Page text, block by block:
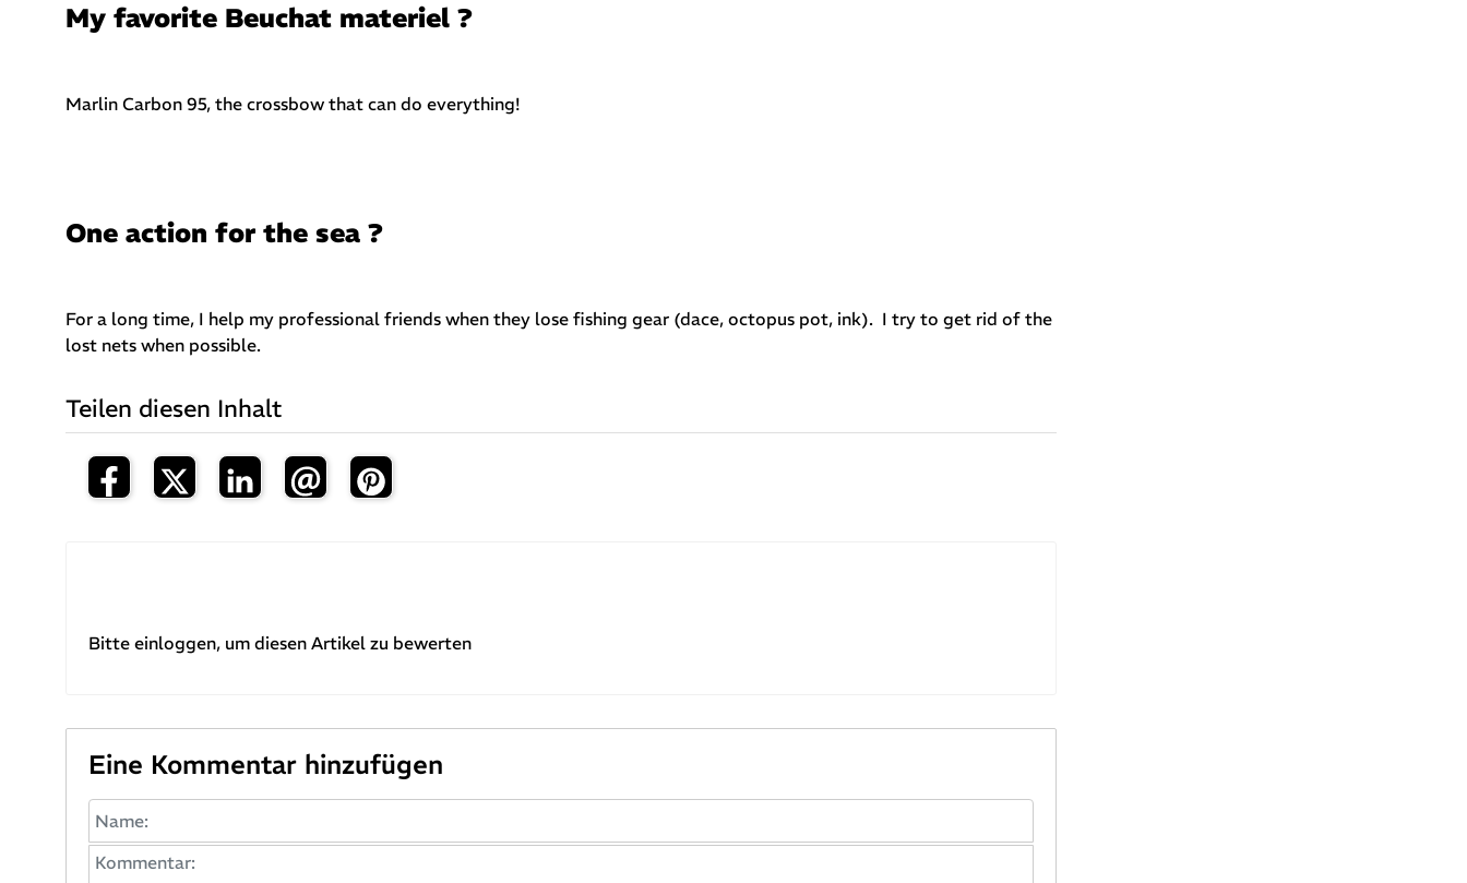
My favorite Beuchat materiel ?
Marlin Carbon 95, the crossbow that can do everything!
One action for the sea ?
For a long time, I help my professional friends when they lose fishing gear (dace, octopus pot, ink). I try to get rid of the
lost nets when possible.
Teilen diesen Inhalt
Bitte einloggen, um diesen Artikel zu bewerten
Eine Kommentar hinzufügen